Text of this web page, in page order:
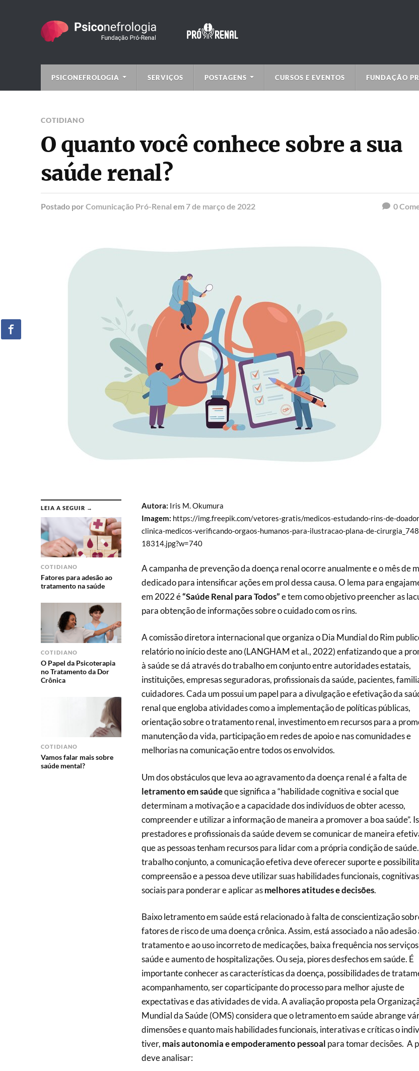
PSICONEFROLOGIA SERVIÇOS POSTAGENS CURSOS E EVENTOS FUNDAÇÃO
COTIDIANO
O quanto você conhece sobre a sua
saúde renal?
Postado por Comunicação Pró-Renal em 7 de março de 2022 0
LEIA A SEGUIR →
COTIDIANO
Fatores para adesão ao
tratamento na saúde
COTIDIANO
O Papel da Psicoterapia
no Tratamento da Dor
Crônica
COTIDIANO
Vamos falar mais sobre
saúde mental?
Autora: Iris M. Okumura
Imagem: https://img.freepik.com/vetores-gratis/medicos-estudando-rins-de-
clinica-medicos-verificando-orgaos-humanos-para-ilustracao-plana-de-
18314.jpg?w=740
A campanha de prevenção da doença renal ocorre anualmente e o mês de
dedicado para intensificar ações em prol dessa causa. O lema para
em 2022 é“Saúde Renal para Todos”e tem como objetivo preencher as
para obtenção de informações sobre o cuidado com os rins.
A comissão diretora internacional que organiza o Dia Mundial do Rim
relatório no início deste ano (LANGHAM et al., 2022) enfatizando que a
à saúde se dá através do trabalho em conjunto entre autoridades estatais,
instituições, empresas seguradoras, profissionais da saúde, pacientes,
cuidadores. Cada um possui um papel para a divulgação e efetivação da
renal que engloba atividades como a implementação de políticas públicas,
orientação sobre o tratamento renal, investimento em recursos para a
manutenção da vida, participação em redes de apoio e nas comunidades e
melhorias na comunicação entre todos os envolvidos.
Um dos obstáculos que leva ao agravamento da doença renal é a falta de
letramento em saúdeque significa a “habilidade cognitiva e social que
determinam a motivação e a capacidade dos indivíduos de obter acesso,
compreender e utilizar a informação de maneira a promover a boa saúde”.
prestadores e profissionais da saúde devem se comunicar de maneira
que as pessoas tenham recursos para lidar com a própria condição de
trabalho conjunto, a comunicação efetiva deve oferecer suporte e
compreensão e a pessoa deve utilizar suas habilidades funcionais,
sociais para ponderar e aplicar asmelhores atitudes e decisões.
Baixo letramento em saúde está relacionado à falta de conscientização
fatores de risco de uma doença crônica. Assim, está associado a não adesão
tratamento e ao uso incorreto de medicações, baixa frequência nos
saúde e aumento de hospitalizações. Ou seja, piores desfechos em saúde. É
importante conhecer as características da doença, possibilidades de
acompanhamento, ser coparticipante do processo para melhor ajuste de
expectativas e das atividades de vida. A avaliação proposta pela
Mundial da Saúde (OMS) considera que o letramento em saúde abrange
dimensões e quanto mais habilidades funcionais, interativas e críticas o
tiver, mais autonomia e empoderamento pessoal para tomar decisões. A
deve analisar: